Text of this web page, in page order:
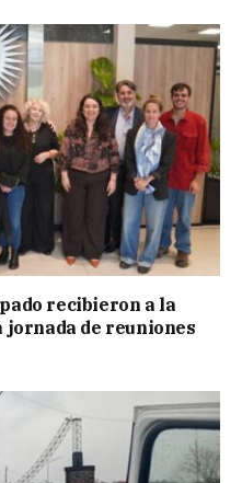
recibieron a la
jornada de reuniones